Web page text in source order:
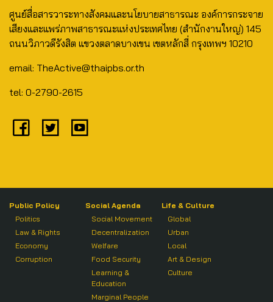
ศูนย์สื่อสารวาระทางสังคมและนโยบายสาธารณะ องค์การกระจาย
เสียงและแพร่ภาพสาธารณะแห่งประเทศไทย (สำนักงานใหญ่) 145
ถนนวิภาวดีรังสิต แขวงตลาดบางเขน เขตหลักสี่ กรุงเทพฯ 10210
email: TheActive@thaipbs.or.th
tel: 0-2790-2615
Public Policy
Politics
Law & Rights
Economy
Corruption
Social Agenda
Social Movement
Decentralization
Welfare
Food Security
Learning &
Education
Marginal People
Life & Culture
Global
Urban
Local
Art & Design
Culture